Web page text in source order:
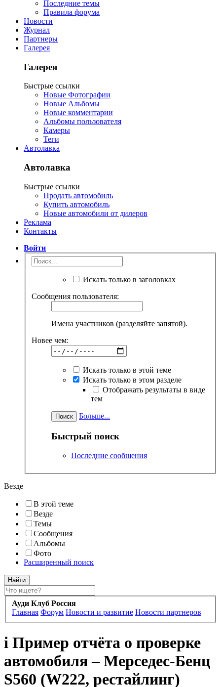
Последние темы
Правила форума
Новости
Журнал
Партнеры
Галерея
Галерея
Быстрые ссылки
Новые Фотографии
Новые Альбомы
Новые комментарии
Альбомы пользователя
Камеры
Теги
Автолавка
Автолавка
Быстрые ссылки
Продать автомобиль
Купить автомобиль
Новые автомобили от дилеров
Реклама
Контакты
Войти
Искать только в заголовках
Сообщения пользователя:
Имена участников (разделяйте запятой).
Новее чем:
Искать только в этой теме
Искать только в этом разделе
Отображать результаты в виде
тем
Больше...
Быстрый поиск
Последние сообщения
Везде
В этой теме
Везде
Темы
Сообщения
Альбомы
Фото
Расширенный поиск
Ауди Клуб Россия
Главная Форум Новости и развитие Новости партнеров
i Пример отчёта о проверке
автомобиля – Мерседес-Бенц
S560 (W222, рестайлинг)